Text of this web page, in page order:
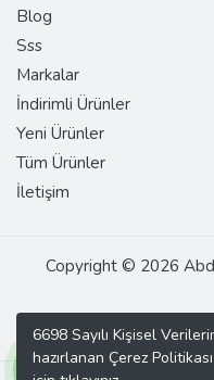
Blog
Sss
Markalar
İndirimli Ürünler
Yeni Ürünler
Tüm Ürünler
İletişim
Copyright © 2026
6698 Sayılı Kişisel
hazırlanan Çerez